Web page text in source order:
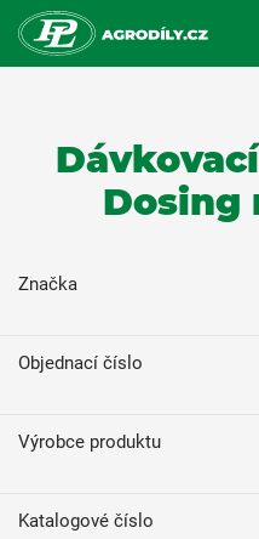
Dosing
Značka
Objednací číslo
Výrobce produktu
Katalogové číslo